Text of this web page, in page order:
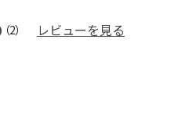
（2） レビューを見る